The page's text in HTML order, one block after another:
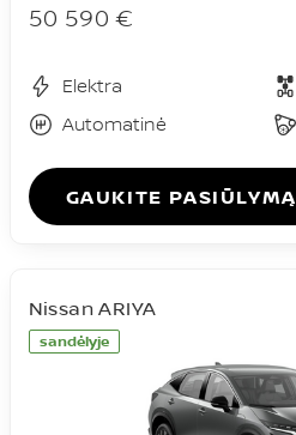
50 590 €
Elektra
Automatinė
GAUKITE PASIŪLYMĄ
sandėlyje
Nissan ARIYA